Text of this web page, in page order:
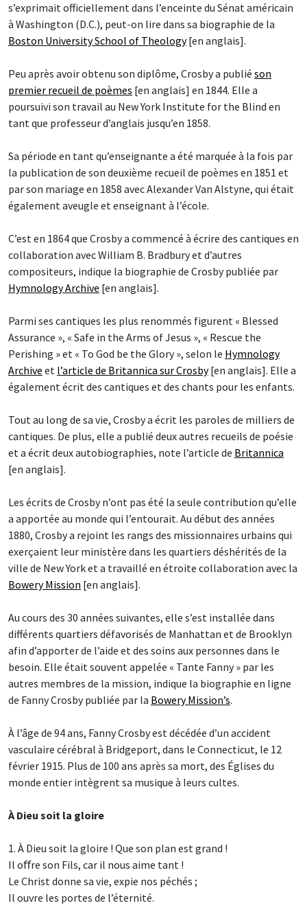
s’exprimait officiellement dans l’enceinte du Sénat américain
à Washington (D.C.), peut-on lire dans sa biographie de la
Boston University School of Theology[en anglais].
Peu après avoir obtenu son diplôme, Crosby a publié son
premier recueil de poèmes [en anglais] en 1844. Elle a
poursuivi son travail au New York Institute for the Blind en
tant que professeur d’anglais jusqu’en 1858.
Sa période en tant qu’enseignante a été marquée à la fois par
la publication de son deuxième recueil de poèmes en 1851 et
par son mariage en 1858 avec Alexander Van Alstyne, qui était
également aveugle et enseignant à l’école.
C’est en 1864 que Crosby a commencé à écrire des cantiques en
collaboration avec William B. Bradbury et d’autres
compositeurs, indique la biographie de Crosby publiée par
Hymnology Archive [en anglais].
Parmi ses cantiques les plus renommés figurent « Blessed
Assurance », « Safe in the Arms of Jesus », « Rescue the
Perishing » et « To God be the Glory », selon le Hymnology
Archive et l’article de Britannica sur Crosby[en anglais]. Elle a
également écrit des cantiques et des chants pour les enfants.
Tout au long de sa vie, Crosby a écrit les paroles de milliers de
cantiques. De plus, elle a publié deux autres recueils de poésie
et a écrit deux autobiographies, note l’article de Britannica
[en anglais].
Les écrits de Crosby n’ont pas été la seule contribution qu’elle
a apportée au monde qui l’entourait. Au début des années
1880, Crosby a rejoint les rangs des missionnaires urbains qui
exerçaient leur ministère dans les quartiers déshérités de la
ville de New York et a travaillé en étroite collaboration avec la
Bowery Mission [en anglais].
Au cours des 30 années suivantes, elle s’est installée dans
différents quartiers défavorisés de Manhattan et de Brooklyn
afin d’apporter de l’aide et des soins aux personnes dans le
besoin. Elle était souvent appelée « Tante Fanny » par les
autres membres de la mission, indique la biographie en ligne
de Fanny Crosby publiée par la Bowery Mission’s.
À l’âge de 94 ans, Fanny Crosby est décédée d’un accident
vasculaire cérébral à Bridgeport, dans le Connecticut, le 12
février 1915. Plus de 100 ans après sa mort, des Églises du
monde entier intègrent sa musique à leurs cultes.
À Dieu soit la gloire
1. À Dieu soit la gloire ! Que son plan est grand !
Il oﬀre son Fils, car il nous aime tant !
Le Christ donne sa vie, expie nos péchés ;
Il ouvre les portes de l’éternité.